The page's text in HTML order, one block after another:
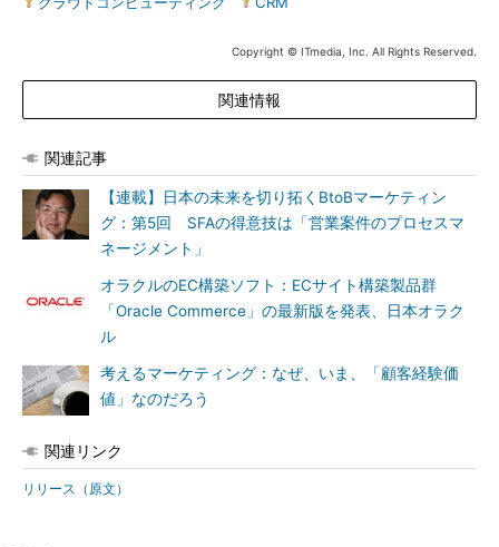
Copyright © ITmedia, Inc. All Rights Reserved.
関連情報
関連記事
【連載】日本の未来を切り拓くBtoBマーケティン
グ：第5回 SFAの得意技は「営業案件のプロセスマ
ネージメント」
オラクルのEC構築ソフト：ECサイト構築製品群
「Oracle Commerce」の最新版を発表、日本オラク
ル
考えるマーケティング：なぜ、いま、「顧客経験価
値」なのだろう
関連リンク
リリース（原文）